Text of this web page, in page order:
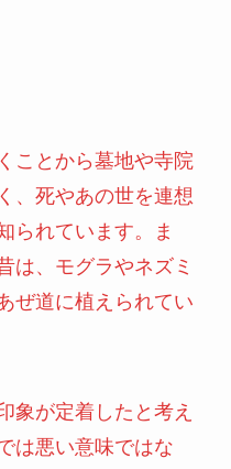
ことから墓地や寺院
、死やあの世を連想
られています。ま
は、モグラやネズミ
ぜ道に植えられてい
象が定着したと考え
は悪い意味ではな